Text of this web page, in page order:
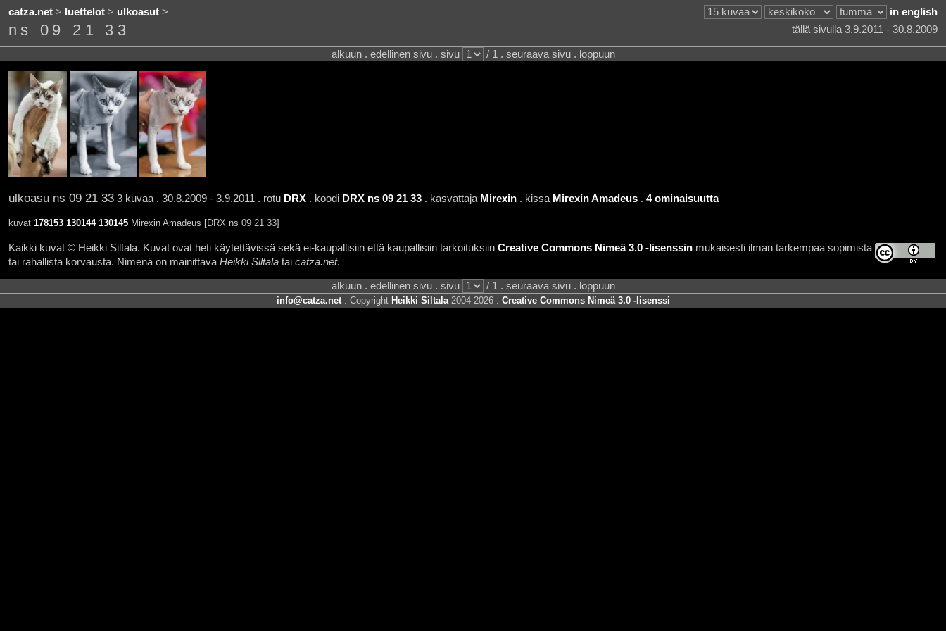
catza.net> luettelot> ulkoasut> in english
ns 09 21 33 tällä sivulla 3.9.2011 - 30.8.2009
alkuun . edellinen sivu . sivu / 1 . seuraava sivu . loppuun
ulkoasu ns 09 21 333 kuvaa . 30.8.2009 - 3.9.2011 . rotu DRX. koodi DRX ns 09 21 33. kasvattaja Mirexin. kissa Mirexin Amadeus. 4 ominaisuutta
kuvat 178153 130144 130145Mirexin Amadeus [DRX ns 09 21 33]
Kaikki kuvat © Heikki Siltala. Kuvat ovat heti käytettävissä sekä ei-kaupallisiin että kaupallisiin tarkoituksiin Creative Commons Nimeä 3.0 -lisenssinmukaisesti ilman tarkempaa sopimista
tai rahallista korvausta. Nimenä on mainittava Heikki Siltalatai catza.net.
alkuun . edellinen sivu . sivu / 1 . seuraava sivu . loppuun
info@catza.net. Copyright Heikki Siltala2004-2026 . Creative Commons Nimeä 3.0 -lisenssi